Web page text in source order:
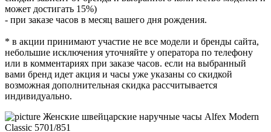
может достигать 15%)
- при заказе часов в месяц вашего дня рождения.
* в акции принимают участие не все модели и бренды сайта,
небольшие исключения уточняйте у оператора по телефону
или в комментариях при заказе часов. если на выбранный
вами бренд идет акция и часы уже указаны со скидкой
возможная дополнительная скидка рассчитывается
индивидуально.